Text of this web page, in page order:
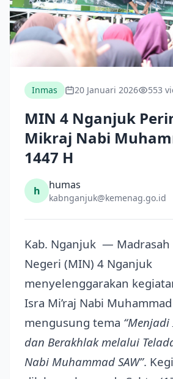
Inmas 20 Januari 2026 553
MIN 4 Nganjuk
Mikraj Nabi
1447 H
h humas
kabnganjuk@kemenag.go.id
Kab. Nganjuk — Madrasah
Negeri (MIN) 4 Nganjuk
menyelenggarakan
Isra Mi’raj Nabi
mengusung tema
dan Berakhlak melalui
Nabi Muhammad SAW”.